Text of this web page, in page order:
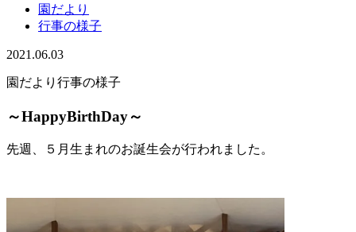
園だより
行事の様子
2021.06.03
園だより 行事の様子
～HappyBirthDay～
先週、５月生まれのお誕生会が行われました。